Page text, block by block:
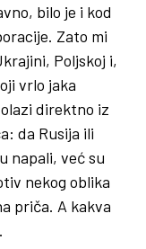
bilo je i kod
Zato mi
Poljskoj i,
vrlo jaka
direktno iz
da Rusija ili
napali, već su
nekog oblika
priča. A kakva